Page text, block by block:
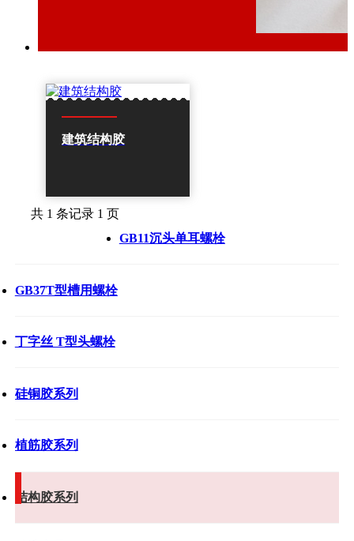
建筑结构胶
共 1 条记录 1 页
GB11沉头单耳螺栓
GB37T型槽用螺栓
丁字丝 T型头螺栓
硅铜胶系列
植筋胶系列
结构胶系列